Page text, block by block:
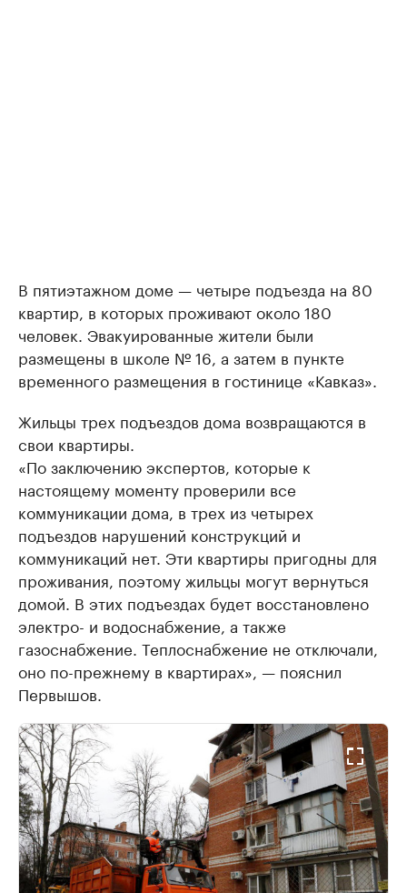
В пятиэтажном доме — четыре подъезда на 80
квартир, в которых проживают около 180
человек. Эвакуированные жители были
размещены в школе № 16, а затем в пункте
временного размещения в гостинице «Кавказ».
Жильцы трех подъездов дома возвращаются в
свои квартиры.
«По заключению экспертов, которые к
настоящему моменту проверили все
коммуникации дома, в трех из четырех
подъездов нарушений конструкций и
коммуникаций нет. Эти квартиры пригодны для
проживания, поэтому жильцы могут вернуться
домой. В этих подъездах будет восстановлено
электро- и водоснабжение, а также
газоснабжение. Теплоснабжение не отключали,
оно по-прежнему в квартирах», — пояснил
Первышов.